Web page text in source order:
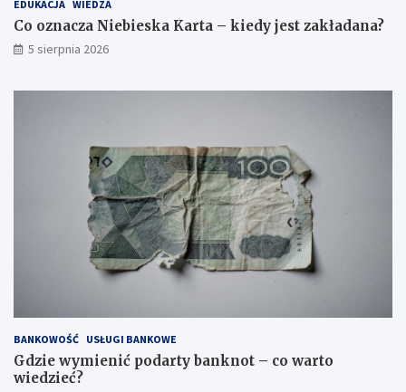
EDUKACJA WIEDZA
Co oznacza Niebieska Karta – kiedy jest zakładana?
5 sierpnia 2026
BANKOWOŚĆ USŁUGI BANKOWE
Gdzie wymienić podarty banknot – co warto
wiedzieć?